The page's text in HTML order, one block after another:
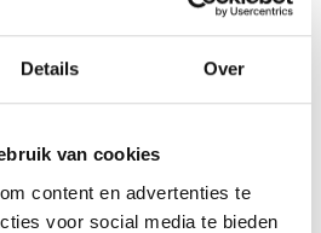
Details Over
van cookies
content en advertenties te
voor social media te bieden
MOGELIJKHEID
locatie